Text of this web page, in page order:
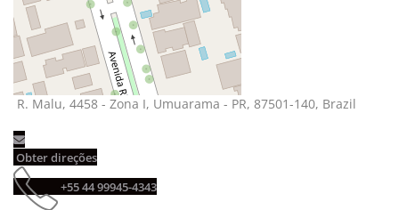
R. Malu, 4458 - Zona I, Umuarama - PR, 87501-140, Brazil
Obter direções
+55 44 99945-4343